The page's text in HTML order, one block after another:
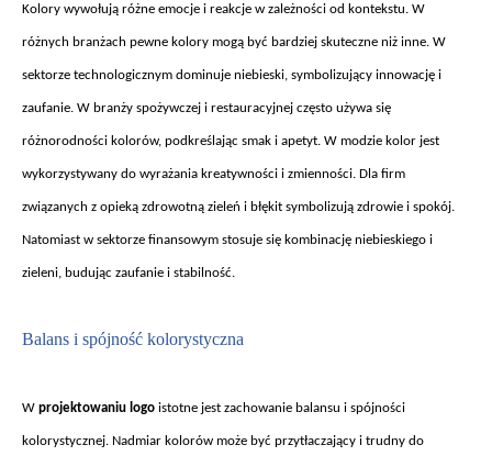
Kolory wywołują różne emocje i reakcje w zależności od kontekstu. W
różnych branżach pewne kolory mogą być bardziej skuteczne niż inne. W
sektorze technologicznym dominuje niebieski, symbolizujący innowację i
zaufanie. W branży spożywczej i restauracyjnej często używa się
różnorodności kolorów, podkreślając smak i apetyt. W modzie kolor jest
wykorzystywany do wyrażania kreatywności i zmienności. Dla firm
związanych z opieką zdrowotną zieleń i błękit symbolizują zdrowie i spokój.
Natomiast w sektorze finansowym stosuje się kombinację niebieskiego i
zieleni, budując zaufanie i stabilność.
Balans i spójność kolorystyczna
W projektowaniu logo istotne jest zachowanie balansu i spójności
kolorystycznej. Nadmiar kolorów może być przytłaczający i trudny do